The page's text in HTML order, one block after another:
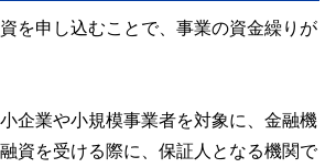
を申し込むことで、事業の資金繰りが
企業や小規模事業者を対象に、金融機
資を受ける際に、保証人となる機関で